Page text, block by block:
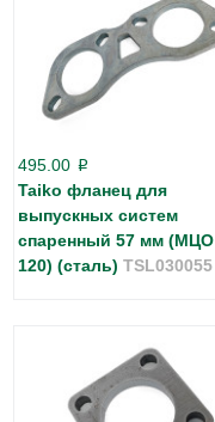
495.00 p
Taiko фланец для
выпускных систем
спаренный 57 мм (МЦО
120) (сталь) TSL030055